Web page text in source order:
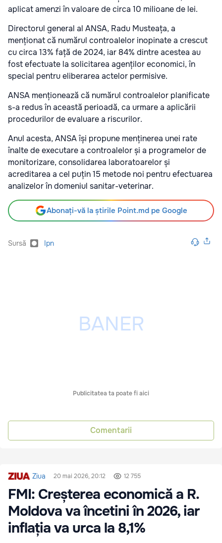
aplicat amenzi în valoare de circa 10 milioane de lei.
Directorul general al ANSA, Radu Musteața, a
menționat că numărul controalelor inopinate a crescut
cu circa 13% față de 2024, iar 84% dintre acestea au
fost efectuate la solicitarea agenților economici, în
special pentru eliberarea actelor permisive.
ANSA menționează că numărul controalelor planificate
s-a redus în această perioadă, ca urmare a aplicării
procedurilor de evaluare a riscurilor.
Anul acesta, ANSA își propune menținerea unei rate
înalte de executare a controalelor și a programelor de
monitorizare, consolidarea laboratoarelor și
acreditarea a cel puțin 15 metode noi pentru efectuarea
analizelor în domeniul sanitar-veterinar.
Abonați-vă la știrile Point.md pe Google
Sursă Ipn
Publicitatea ta poate fi aici
Comentarii
Ziua 20 mai 2026, 20:12 12 755
FMI: Creșterea economică a R.
Moldova va încetini în 2026, iar
inflația va urca la 8,1%